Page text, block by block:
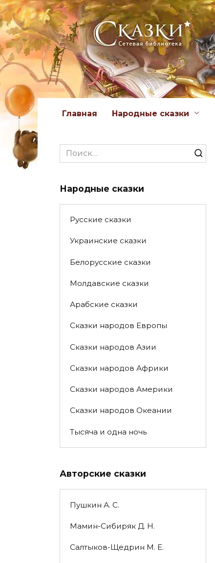
Перейти
к
содержанию
Главная Народные сказки
Search
for:
Народные сказки
Русские сказки
Украинские сказки
Белорусские сказки
Молдавские сказки
Арабские сказки
Сказки народов Европы
Сказки народов Азии
Сказки народов Африки
Сказки народов Америки
Сказки народов Океании
Тысяча и одна ночь
Авторские сказки
Пушкин А. С.
Мамин-Сибиряк Д. Н.
Салтыков-Щедрин М. Е.